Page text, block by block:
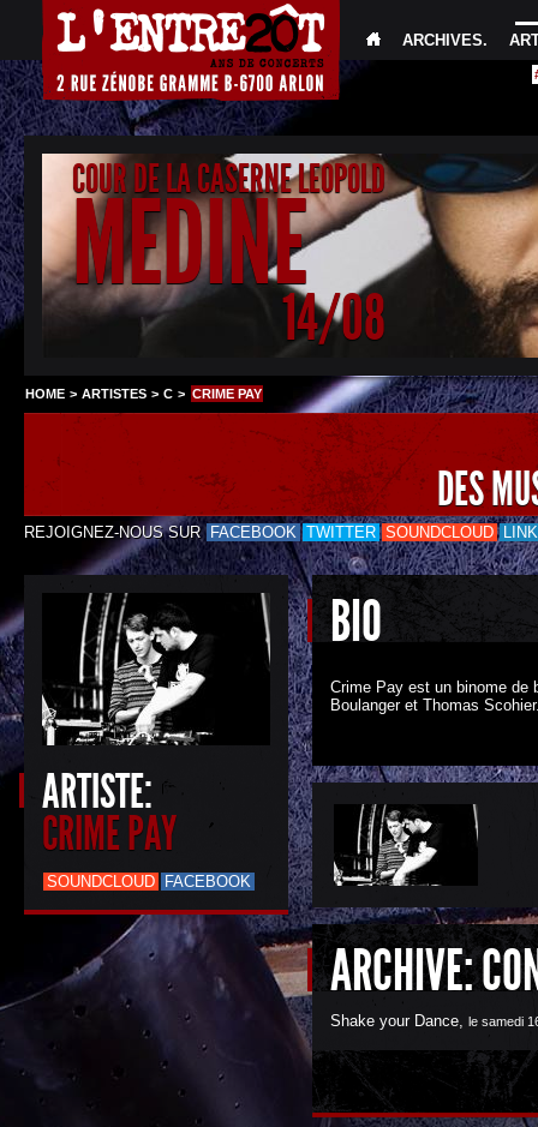
ARCHIVES.
COUR DE LA CASERNE LEOPOLD
MEDINE
14/08
HOME > ARTISTES > C > CRIME PAY
DES
REJOIGNEZ-NOUS SUR FACEBOOK TWITTER SOUNDCLOUD
ARTISTE:
CRIME PAY
SOUNDCLOUD FACEBOOK
BIO
Crime Pay est un binome de
Boulanger et Thomas
ARCHIVE:
Shake your Dance, le samedi